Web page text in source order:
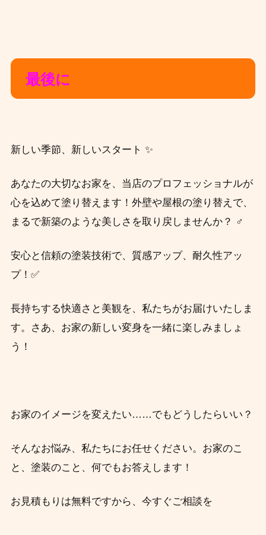
最後に
新しい季節、新しいスタート ✨
あなたの大切なお家を、当店のプロフェッショナルが
心を込めて塗り替えます！ 外壁や屋根の塗り替えで、
まるで新築のような美しさを取り戻しませんか？ ‍♂️
安心と信頼の塗装技術で、質感アップ、耐久性アッ
プ！✅
長持ちする快適さと美観を、私たちがお届けいたしま
す。さあ、お家の新しい変身を一緒に楽しみましょ
う！
お家のイメージを変えたい……でもどうしたらいい？
そんなお悩み、私たちにお任せください。お家のこ
と、塗装のこと、何でもお答えします！
お見積もりは無料ですから、今すぐご相談を